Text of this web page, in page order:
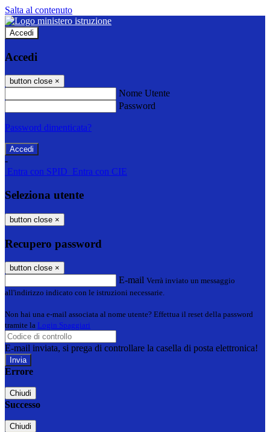
Salta al contenuto
Accedi
Accedi
button close ×
Nome Utente
Password
Password dimenticata?
-
Entra con SPID Entra con CIE
Seleziona utente
button close ×
Recupero password
button close ×
E-mail Verrà inviato un messaggio
all'indirizzo indicato con le istruzioni necessarie.
Non hai una e-mail associata al nome utente? Effettua il reset della password
tramite la Login Spaggiari
E-mail inviata, si prega di controllare la casella di posta elettronica!
Errore
Chiudi
Successo
Chiudi